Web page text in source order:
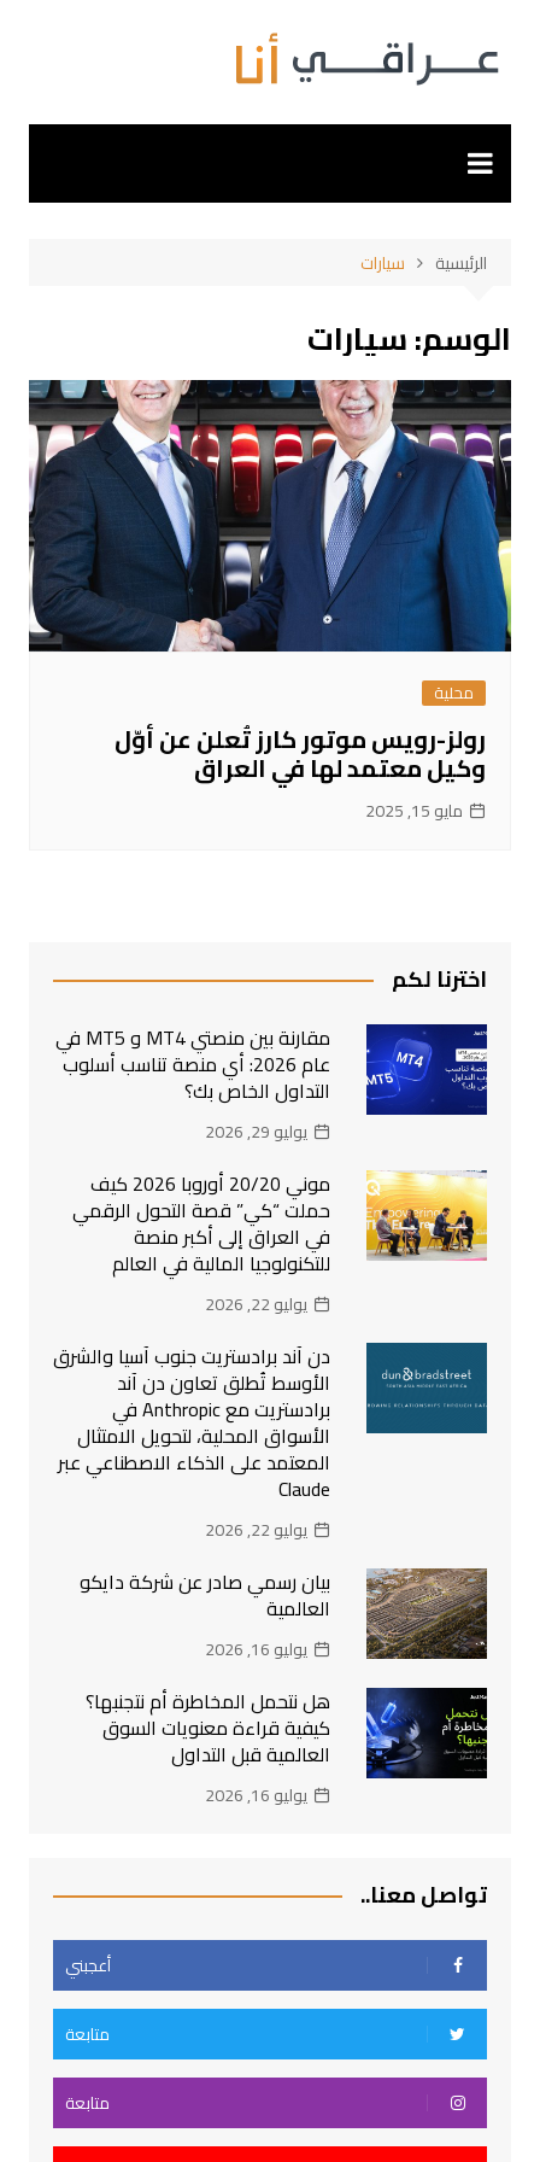
المحتوى
الرئيسية سيارات
الوسم:سيارات
محلية
رولز-رويس موتور كارز تُعلن عن أوّل
وكيل معتمد لها في العراق
مايو 15, 2025
اخترنا لكم
مقارنة بين منصتي MT4 و MT5 في
عام 2026: أي منصة تناسب أسلوب
التداول الخاص بك؟
يوليو 29, 2026
موني 20/20 أوروبا 2026 كيف
حملت “كي” قصة التحول الرقمي
في العراق إلى أكبر منصة
للتكنولوجيا المالية في العالم
يوليو 22, 2026
دن آند برادستريت جنوب آسيا والشرق
الأوسط تُطلق تعاون دن آند
برادستريت مع Anthropic في
الأسواق المحلية، لتحويل الامتثال
المعتمد على الذكاء الاصطناعي عبر
Claude
يوليو 22, 2026
بيان رسمي صادر عن شركة دايكو
العالمية
يوليو 16, 2026
هل نتحمل المخاطرة أم نتجنبها؟
كيفية قراءة معنويات السوق
العالمية قبل التداول
يوليو 16, 2026
تواصل معنا..
أعجبني
متابعة
متابعة